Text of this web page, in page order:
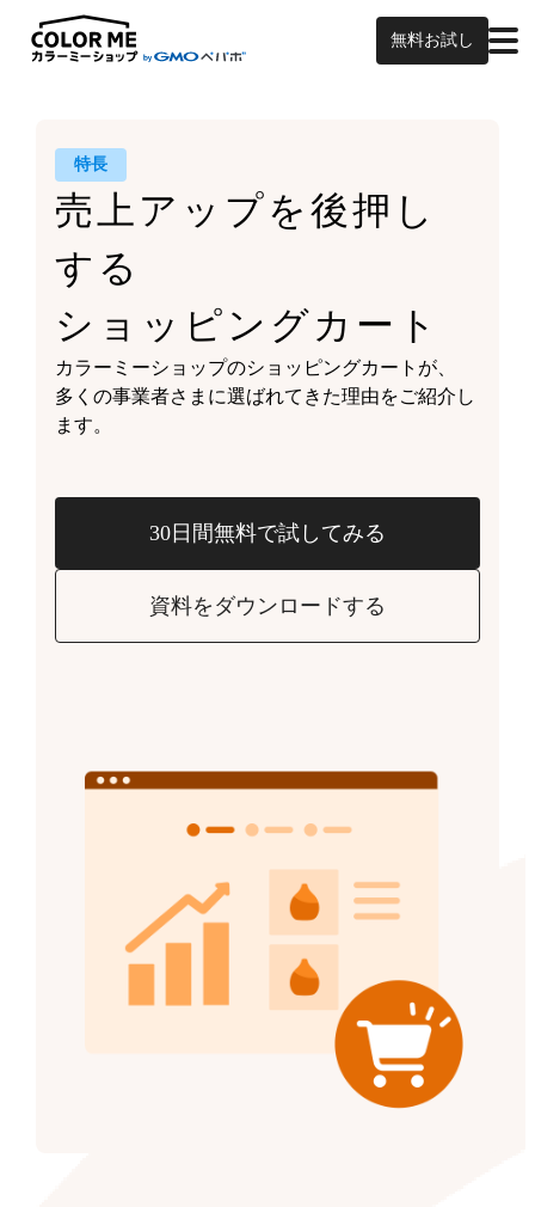
無料お試し
特長
売上アップを後押し
する
ショッピングカート
カラーミーショップのショッピングカートが、
多くの事業者さまに選ばれてきた理由をご紹介し
ます。
30日間無料で試してみる
資料をダウンロードする